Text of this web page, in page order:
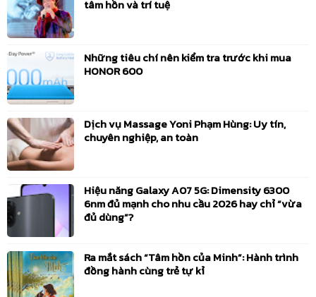
tâm hồn và trí tuệ
Những tiêu chí nên kiểm tra trước khi mua
HONOR 600
Dịch vụ Massage Yoni Phạm Hùng: Uy tín,
chuyên nghiệp, an toàn
Hiệu năng Galaxy A07 5G: Dimensity 6300
6nm đủ mạnh cho nhu cầu 2026 hay chỉ “vừa
đủ dùng”?
Ra mắt sách “Tâm hồn của Minh”: Hành trình
đồng hành cùng trẻ tự kỉ